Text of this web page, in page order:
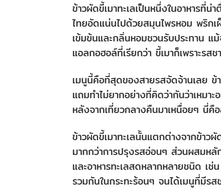
ข้าวผัดขี้เมาทะเลเป็นหนึ่งในอาหารที่
ไทยอัดแน่นไปด้วยสมุนไพรหอม พริกเ
เข้มข้นและกลิ่นหอมชวนรับประทาน แ
แอลกอฮอล์ที่เรียกว่า ขี้เมาก็เพราะรส
เมนูนี้คือที่สุดของสายรสจัดจ้านเลย ข้
แถมทำไม่ยากอย่างที่คิดว่ากันว่าเหมา
หลังจากเที่ยวกลางคืนมาเหนื่อยๆ นี่คื
ข้าวผัดขี้เมาทะเลนั้นแตกต่างจากข้าว
มากกว่าการปรุงรสอ่อนๆ ส่วนผสมหลั
และอาหารทะเลสดหลากหลายชนิด
รวมกันในกระทะร้อนๆ จนได้เมนูที่มี